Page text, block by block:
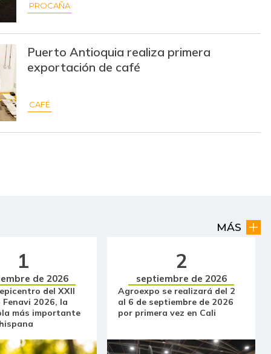
$ 32.097,00
$ 51.392,00
-4,75%
$ 32.097,00 -$ 333,00 -1,03%
$ 36.430,00 -
PROCAÑA
Puerto Antioquia realiza primera
exportación de café
CAFÉ
MÁS
1
de 2026
del XXII
Fenavi 2026, la
más importante
2
septiembre de 2026
Agroexpo se realizará del 2
al 6 de septiembre de 2026
por primera vez en Cali